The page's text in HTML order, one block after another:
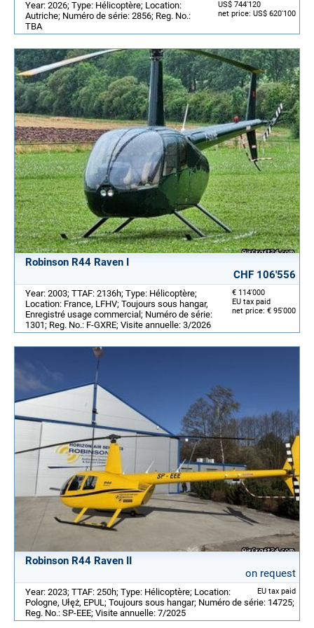
US$ 744'120
net price: US$ 620'100
Year: 2026; Type: Hélicoptère; Location:
Autriche; Numéro de série: 2856; Reg. No.:
TBA
Robinson R44 Raven I
CHF 106'556
€ 114'000
EU tax paid
net price: € 95'000
Year: 2003; TTAF: 2136h; Type: Hélicoptère;
Location: France, LFHV; Toujours sous hangar,
Enregistré usage commercial; Numéro de série:
1301; Reg. No.: F-GXRE; Visite annuelle: 3/2026
Robinson R44 Raven II
on request
EU tax paid
Year: 2023; TTAF: 250h; Type: Hélicoptère; Location:
Pologne, Ułęż, EPUL; Toujours sous hangar; Numéro de série: 14725;
Reg. No.: SP-EEE; Visite annuelle: 7/2025